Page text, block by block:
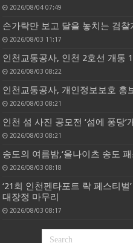
2026/08/04 07:49
손가락만 보고 달을 놓치는 검찰
2026/08/03 11:17
인천교통공사, 인천 2호선 개통
2026/08/03 08:22
인천교통공사, 개인정보보호 홍
2026/08/03 08:21
인천 섬 사진 공모전 ‘섬에 퐁당’
2026/08/03 08:21
송도의 여름밤,‘올나이츠 송도
2026/08/03 08:18
‘21회 인천펜타포트 락 페스티
대장정 마무리
2026/08/03 08:17